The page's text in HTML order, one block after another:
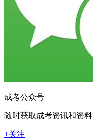
成考公众号
随时获取成考资讯和资料
+关注